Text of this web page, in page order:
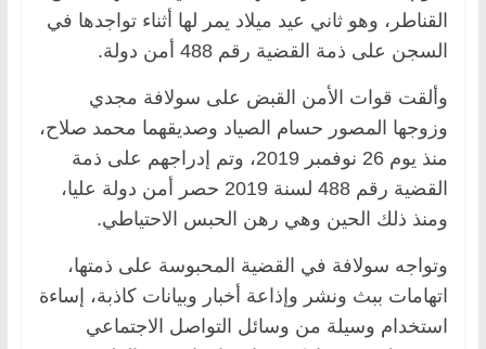
القناطر، وهو ثاني عيد ميلاد يمر لها أثناء تواجدها في
السجن على ذمة القضية رقم 488 أمن دولة.
وألقت قوات الأمن القبض على سولافة مجدي
وزوجها المصور حسام الصياد وصديقهما محمد صلاح،
منذ يوم 26 نوفمبر 2019، وتم إدراجهم على ذمة
القضية رقم 488 لسنة 2019 حصر أمن دولة عليا،
ومنذ ذلك الحين وهي رهن الحبس الاحتياطي.
وتواجه سولافة في القضية المحبوسة على ذمتها،
اتهامات ببث ونشر وإذاعة أخبار وبيانات كاذبة، إساءة
استخدام وسيلة من وسائل التواصل الاجتماعي